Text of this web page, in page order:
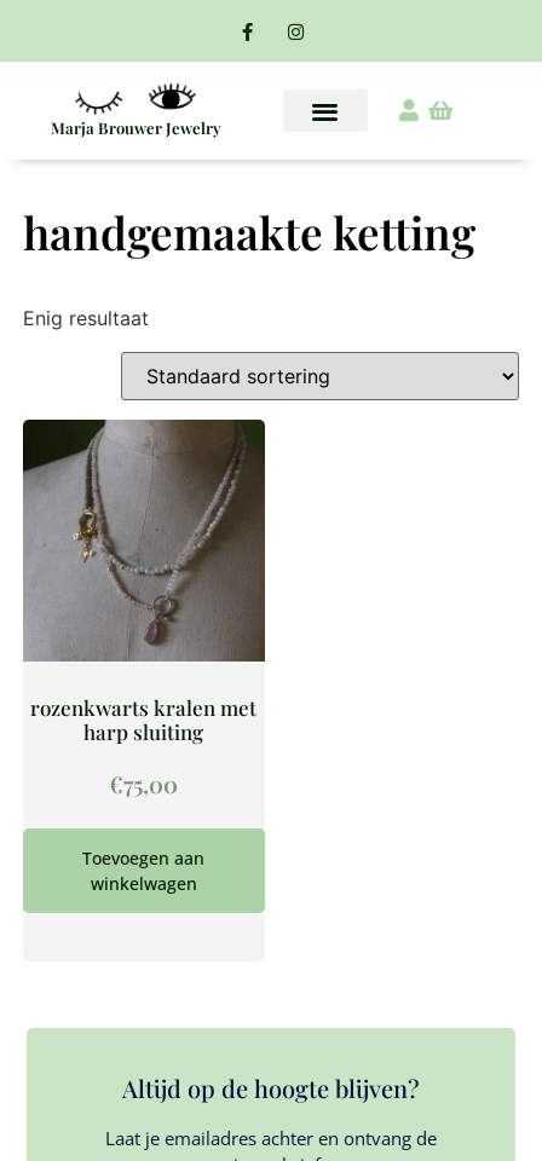
Marja Brouwer Jewelry
handgemaakte ketting
Enig resultaat
rozenkwarts kralen met
harp sluiting
€75,00
Toevoegen aan
winkelwagen
Altijd op de hoogte blijven?
Laat je emailadres achter en ontvang de